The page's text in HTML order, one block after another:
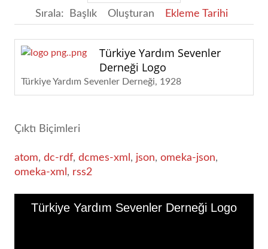
Sırala: Başlık Oluşturan Ekleme Tarihi
Türkiye Yardım Sevenler
Derneği Logo
Türkiye Yardım Sevenler Derneği 1928
Çıktı Biçimleri
atom, dc-rdf, dcmes-xml , json, omeka-json,
omeka-xml , rss2